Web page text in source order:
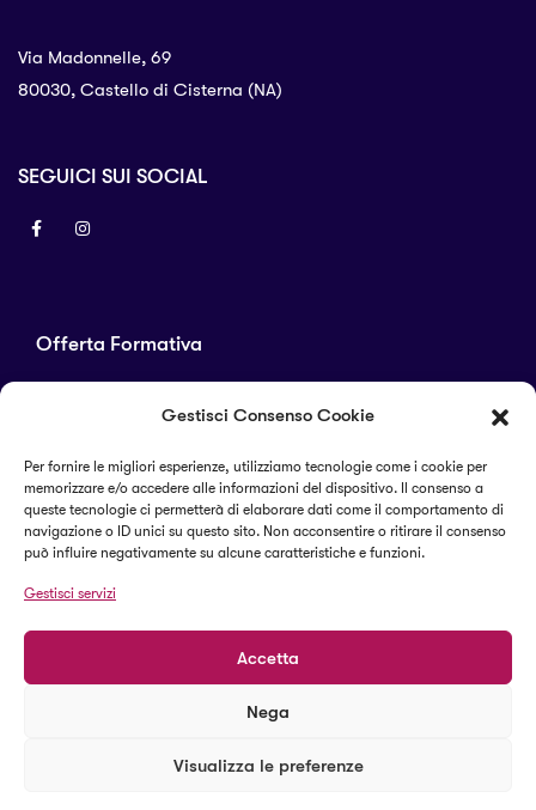
Gestisci Consenso Cookie
Per fornire le migliori esperienze, utilizziamo tecnologie come i cookie per
memorizzare e/o accedere alle informazioni del dispositivo. Il consenso a
queste tecnologie ci permetterà di elaborare dati come il comportamento di
navigazione o ID unici su questo sito. Non acconsentire o ritirare il consenso
può influire negativamente su alcune caratteristiche e funzioni.
Gestisci servizi
Accetta
Nega
Visualizza le preferenze
Offerta Formativa
Corsi di perfezionamento
Alta formazione
Via Madonnelle, 69
80030, Castello di Cisterna (NA)
SEGUICI SUI SOCIAL
© 2023 Il Sapere Centro Studi